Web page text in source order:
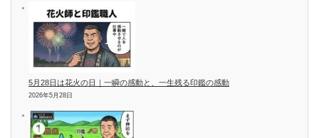
5月28日は花火の日｜一瞬の感動と、一生残る印鑑の感動
2026年5月28日